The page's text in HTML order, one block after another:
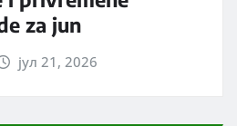
za jun
јул 21, 2026